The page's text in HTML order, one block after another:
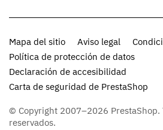
Mapa del sitio Aviso legal
Política de protección de datos
Declaración de accesibilidad
Carta de seguridad de PrestaShop
© Copyright 2007–2026 PrestaShop.
reservados.